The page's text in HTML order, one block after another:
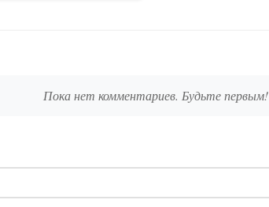
Пока нет комментариев. Будьте первым!